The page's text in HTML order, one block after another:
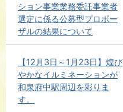
ション事業業務委託事業者
選定に係る公募型プロポー
ザルの結果について
【12月3日～1月23日】煌び
やかなイルミネーションが
和泉府中駅周辺を彩りま
す。